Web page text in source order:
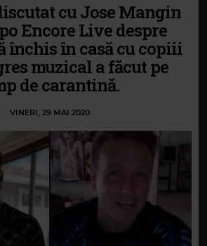
cu Jose Mangin
Encore Live despre
închis în casă cu copiii
muzical a făcut pe
de carantină.
VINERI, 29 MAI 2020